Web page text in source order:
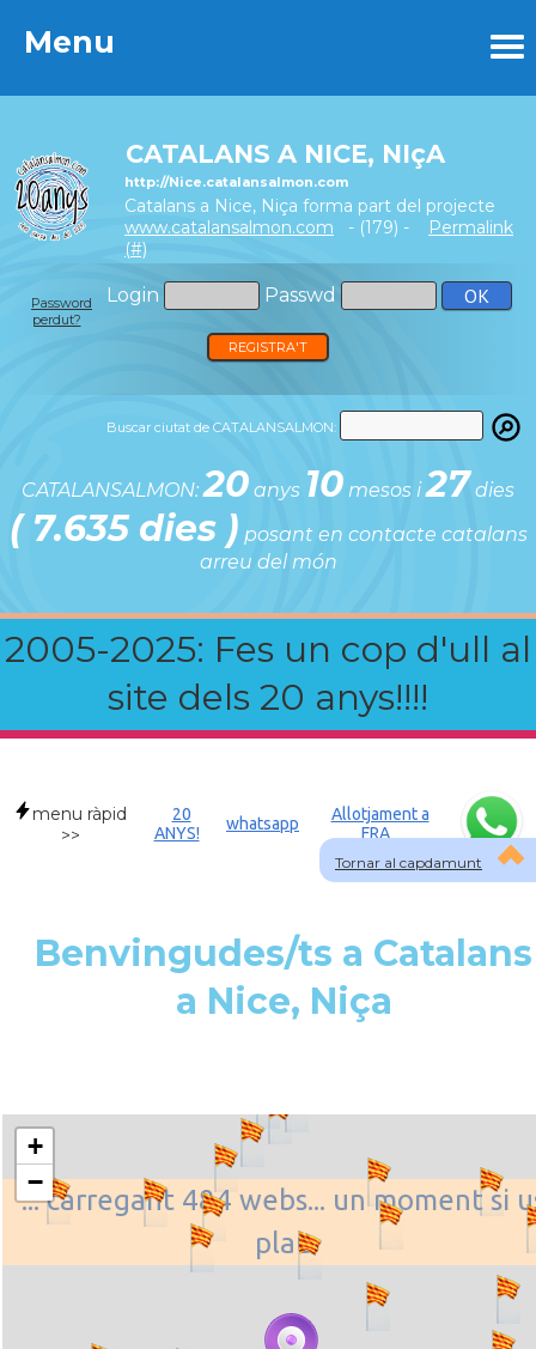
Menu
CATALANS A NICE, NIçA
http://Nice.catalansalmon.com
Catalans a Nice, Niça forma part del projecte
www.catalansalmon.com - (179) -
Permalink
(#)
Login Passwd
Password
perdut?
REGISTRA'T
Buscar ciutat de CATALANSALMON:
CATALANSALMON:20 anys 10 mesos i27 dies
( 7.635 dies ) posant en contacte catalans
arreu del món
2005-2025: Fes un cop d'ull al
site dels 20 anys!!!!
Menu
Tornar al capdamunt
menu ràpid
>>
20
ANYS!
whatsapp
Allotjament a
FRA
Benvingudes/ts a Catalans
a Nice, Niça
... carregant 484 webs... un moment si
plau
+
−